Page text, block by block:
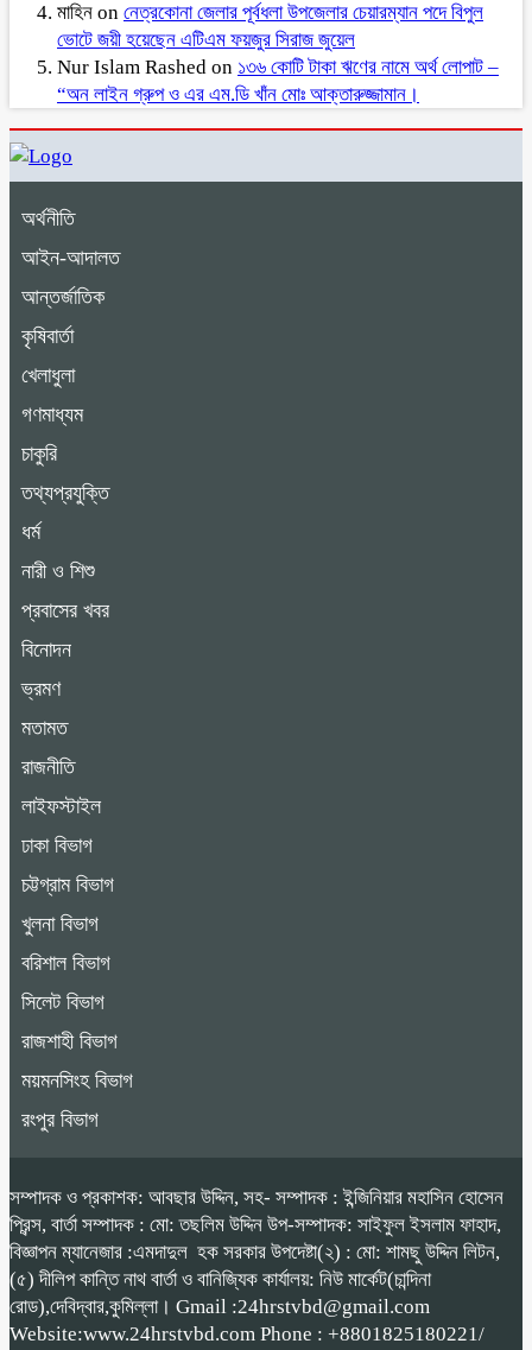
মাহিন on নেত্রকোনা জেলার পূর্বধলা উপজেলার চেয়ারম্যান পদে বিপুল
ভোটে জয়ী হয়েছেন এটিএম ফয়জুর সিরাজ জুয়েল
Nur Islam Rashed on ১৩৬ কোটি টাকা ঋণের নামে অর্থ লোপাট –
“অন লাইন গ্রুপ ও এর এম.ডি খাঁন মোঃ আক্তারুজ্জামান।
অর্থনীতি
আইন-আদালত
আন্তর্জাতিক
কৃষিবার্তা
খেলাধুলা
গণমাধ্যম
চাকুরি
তথ্যপ্রযুক্তি
ধর্ম
নারী ও শিশু
প্রবাসের খবর
বিনোদন
ভ্রমণ
মতামত
রাজনীতি
লাইফস্টাইল
ঢাকা বিভাগ
চট্টগ্রাম বিভাগ
খুলনা বিভাগ
বরিশাল বিভাগ
সিলেট বিভাগ
রাজশাহী বিভাগ
ময়মনসিংহ বিভাগ
রংপুর বিভাগ
সম্পাদক ও প্রকাশক: আবছার উদ্দিন, সহ- সম্পাদক : ইন্জিনিয়ার মহাসিন হোসেন
প্রিন্স, বার্তা সম্পাদক : মো: তছলিম উদ্দিন উপ-সম্পাদক: সাইফুল ইসলাম ফাহাদ,
বিজ্ঞাপন ম্যানেজার :এমদাদুল হক সরকার উপদেষ্টা(২) : মো: শামছু উদ্দিন লিটন,
(৫) দীলিপ কান্তি নাথ বার্তা ও বানিজ্যিক কার্যালয়: নিউ মার্কেট(চান্দিনা
রোড),দেবিদ্বার,কুমিল্লা। Gmail :24hrstvbd@gmail.com
Website:www.24hrstvbd.com Phone : +8801825180221/